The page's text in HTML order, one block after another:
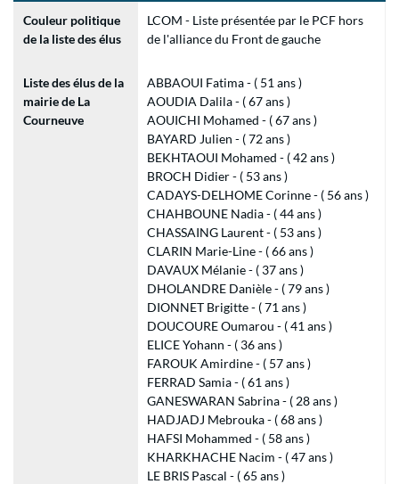
Couleur politique
de la liste des élus
LCOM - Liste présentée par le PCF hors
de l'alliance du Front de gauche
Liste des élus de la
mairie de La
Courneuve
ABBAOUI Fatima - ( 51 ans )
AOUDIA Dalila - ( 67 ans )
AOUICHI Mohamed - ( 67 ans )
BAYARD Julien - ( 72 ans )
BEKHTAOUI Mohamed - ( 42 ans )
BROCH Didier - ( 53 ans )
CADAYS-DELHOME Corinne - ( 56 ans )
CHAHBOUNE Nadia - ( 44 ans )
CHASSAING Laurent - ( 53 ans )
CLARIN Marie-Line - ( 66 ans )
DAVAUX Mélanie - ( 37 ans )
DHOLANDRE Danièle - ( 79 ans )
DIONNET Brigitte - ( 71 ans )
DOUCOURE Oumarou - ( 41 ans )
ELICE Yohann - ( 36 ans )
FAROUK Amirdine - ( 57 ans )
FERRAD Samia - ( 61 ans )
GANESWARAN Sabrina - ( 28 ans )
HADJADJ Mebrouka - ( 68 ans )
HAFSI Mohammed - ( 58 ans )
KHARKHACHE Nacim - ( 47 ans )
LE BRIS Pascal - ( 65 ans )